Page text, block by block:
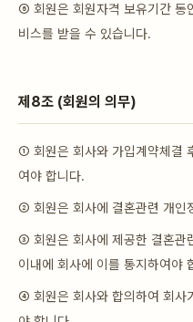
⑥ 회원은 회원자격 보유기간 동
비스를 받을 수 있습니다.
제8조 (회원의 의무)
① 회원은 회사와 가입계약체결
여야 합니다.
② 회원은 회사에 결혼관련 개인
③ 회원은 회사에 제공한 결혼관
이내에 회사에 이를 통지하여야
④ 회원은 회사와 합의하여 회사